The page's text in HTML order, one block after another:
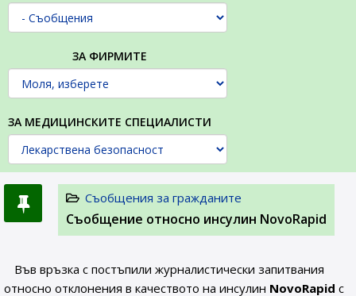
ЗА ФИРМИТЕ
ЗА МЕДИЦИНСКИТЕ СПЕЦИАЛИСТИ
Съобщения за гражданите
Съобщение относно инсулин NovoRapid
Във връзка с постъпили журналистически запитвания
относно отклонения в качеството на инсулин NovoRapid с